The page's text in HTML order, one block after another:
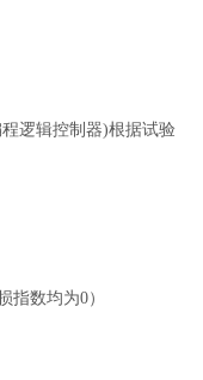
逻辑控制器)根据试验
指数均为0）